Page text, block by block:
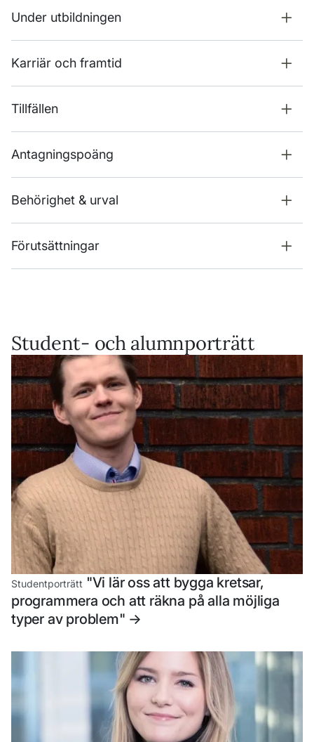
Under utbildningen
Karriär och framtid
Tillfällen
Antagningspoäng
Behörighet & urval
Förutsättningar
Student- och alumnporträtt
Studentporträtt "Vi lär oss att bygga kretsar,
programmera och att räkna på alla möjliga
typer av problem" ->